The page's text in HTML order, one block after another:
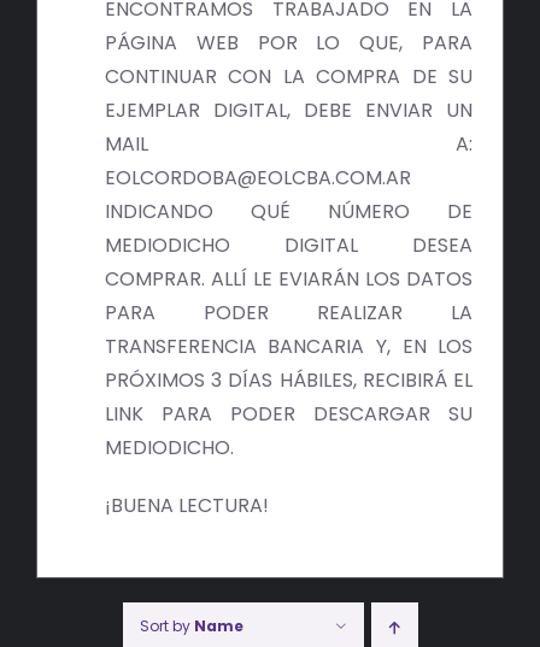
ENCONTRAMOS TRABAJADO EN LA
PÁGINA WEB POR LO QUE, PARA
CONTINUAR CON LA COMPRA DE SU
EJEMPLAR DIGITAL, DEBE ENVIAR UN
MAIL A:
EOLCORDOBA@EOLCBA.COM.AR
INDICANDO QUÉ NÚMERO DE
MEDIODICHO DIGITAL DESEA
COMPRAR. ALLÍ LE EVIARÁN LOS DATOS
PARA PODER REALIZAR LA
TRANSFERENCIA BANCARIA Y, EN LOS
PRÓXIMOS 3 DÍAS HÁBILES, RECIBIRÁ EL
LINK PARA PODER DESCARGAR SU
MEDIODICHO.
¡BUENA LECTURA!
Sort by Name